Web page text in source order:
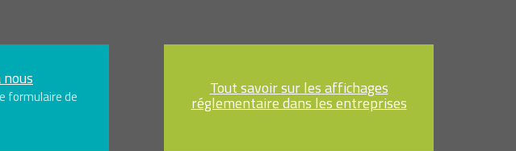
formulaire de
Tout savoir sur les affichages
réglementaire dans les entreprises